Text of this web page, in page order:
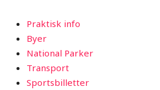
Praktisk info
Byer
National Parker
Transport
Sportsbilletter